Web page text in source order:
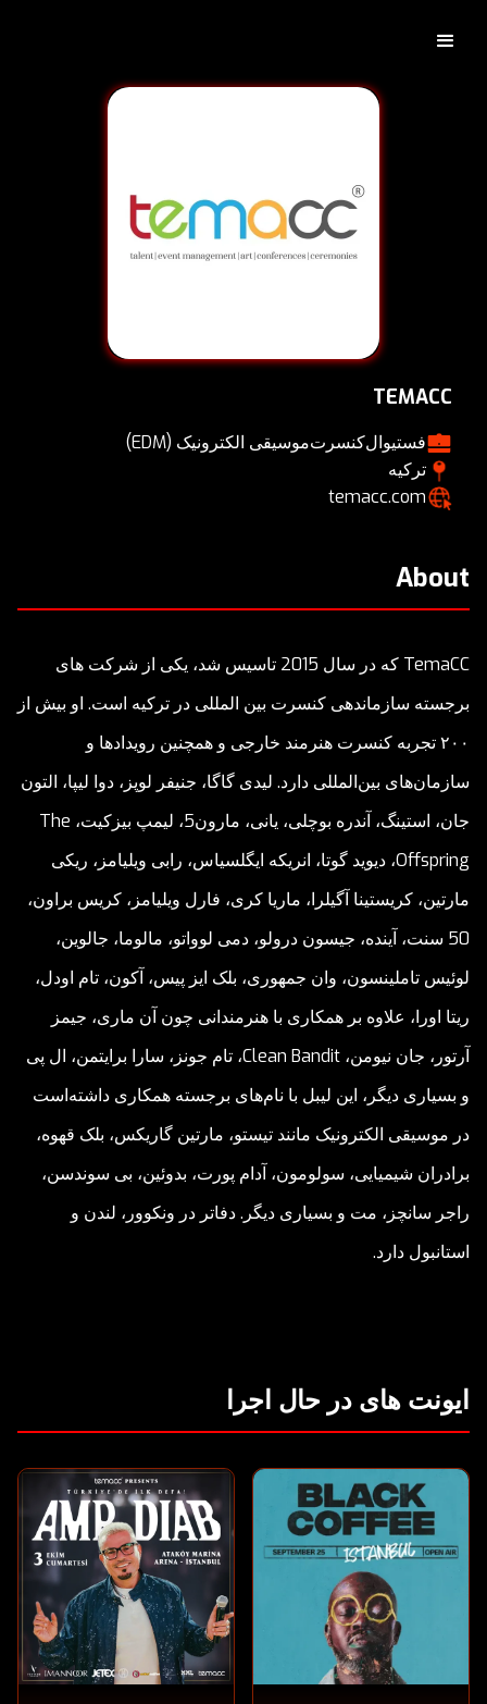
TEMACC
فستيوالکنسرتموسیقی الکترونیک (EDM)
ترکیه
temacc.com
About
TemaCC که در سال 2015 تاسیس شد، یکی از شرکت های
برجسته سازماندهی کنسرت بین المللی در ترکیه است. او بیش از
۲۰۰ تجربه کنسرت هنرمند خارجی و همچنین رویدادها و
سازمان‌های بین‌المللی دارد. لیدی گاگا، جنیفر لوپز، دوا لیپا، التون
جان، استینگ، آندره بوچلی، یانی، مارون5، لیمپ بیزکیت، The
Offspring، دیوید گوتا، انریکه ایگلسیاس، رابی ویلیامز، ریکی
مارتین، کریستینا آگیلرا، ماریا کری، فارل ویلیامز، کریس براون،
50 سنت، آینده، جیسون درولو، دمی لوواتو، مالوما، جالوین،
لوئیس تاملینسون، وان جمهوری، بلک ایز پیس، آکون، تام اودل،
ریتا اورا، علاوه بر همکاری با هنرمندانی چون آن ماری، جیمز
آرتور، جان نیومن، Clean Bandit، تام جونز، سارا برایتمن، ال پی
و بسیاری دیگر، این لیبل با نام‌های برجسته همکاری داشته‌است
در موسیقی الکترونیک مانند تیستو، مارتین گاریکس، بلک قهوه،
برادران شیمیایی، سولومون، آدام پورت، بدوئین، بی سوندسن،
راجر سانچز، مت و بسیاری دیگر. دفاتر در ونکوور، لندن و
استانبول دارد.
ایونت های در حال اجرا